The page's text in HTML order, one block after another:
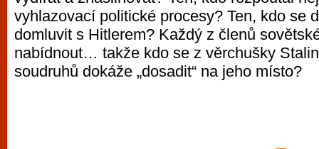
vyhlazovací politické procesy? Ten, kdo se
domluvit s Hitlerem? Každý z členů
nabídnout… takže kdo se z věrchušky
soudruhů dokáže „dosadit“ na jeho místo?